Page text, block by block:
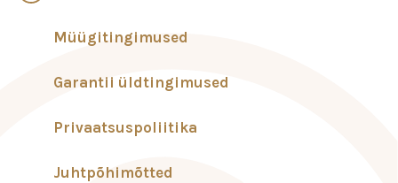
Müügitingimused
Garantii üldtingimused
Privaatsuspoliitika
Juhtpõhimõtted